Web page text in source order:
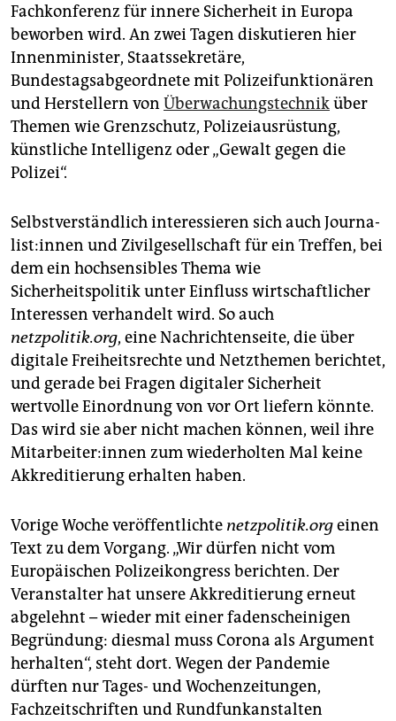
Fachkonferenz für innere Sicherheit in Europa
beworben wird. An zwei Tagen diskutieren hier
Innenminister, Staatssekretäre,
Bundestagsabgeordnete mit Polizeifunktionären
und Herstellern von Überwachungstechniküber
Themen wie Grenzschutz, Polizeiausrüstung,
künstliche Intelligenz oder „Gewalt gegen die
Polizei“.
Selbstverständlich interessieren sich auch Jour­na­
lis­t:in­nen und Zivilgesellschaft für ein Treffen, bei
dem ein hochsensibles Thema wie
Sicherheitspolitik unter Einfluss wirtschaftlicher
Interessen verhandelt wird. So auch
netzpolitik.org, eine Nachrichtenseite, die über
digitale Freiheitsrechte und Netzthemen berichtet,
und gerade bei Fragen digitaler Sicherheit
wertvolle Einordnung von vor Ort liefern könnte.
Das wird sie aber nicht machen können, weil ihre
Mit­ar­bei­te­r:in­nen zum wiederholten Mal keine
Akkreditierung erhalten haben.
Vorige Woche veröffentlichte netzpolitik.orgeinen
Text zu dem Vorgang. „Wir dürfen nicht vom
Europäischen Polizeikongress berichten. Der
Veranstalter hat unsere Akkreditierung erneut
abgelehnt – wieder mit einer fadenscheinigen
Begründung: diesmal muss Corona als Argument
herhalten“, steht dort. Wegen der Pandemie
dürften nur Tages- und Wochenzeitungen,
Fachzeitschriften und Rundfunkanstalten